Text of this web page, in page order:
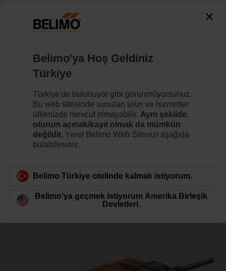
accessing the absolute URL
"https://www.belimo.com/tr/tr_TR/~mgnlArea=outdated~".
https://www.belimo.com/tr/tr_TR/~mgnlArea=outdated~
SRC24A-MP
Ürün kategorisine dön
Belimo'ya Hoş Geldiniz
Türkiye
Türkiye'de bulunuyor gibi görünmüyorsunuz.
Bu web sitesinde sunulan ürün ve hizmetler
ülkenizde mevcut olmayabilir. Aynı şekilde,
oturum açmak/kayıt olmak da mümkün
değildir. Yerel Belimo Web Sitenizi aşağıda
bulabilirsiniz.
Belimo Türkiye otelinde kalmak istiyorum.
Belimo'ya geçmek istiyorum Amerika Birleşik
Devletleri.